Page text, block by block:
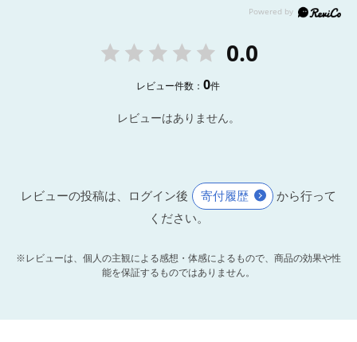
0.0
レビュー件数：0件
レビューはありません。
レビューの投稿は、ログイン後 寄付履歴
から行って
ください。
※レビューは、個人の主観による感想・体感によるもので、商品の効果や性
能を保証するものではありません。